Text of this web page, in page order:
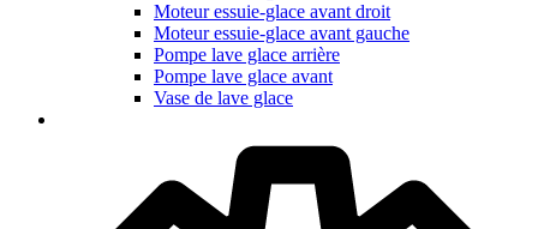
Moteur essuie-glace avant droit
Moteur essuie-glace avant gauche
Pompe lave glace arrière
Pompe lave glace avant
Vase de lave glace